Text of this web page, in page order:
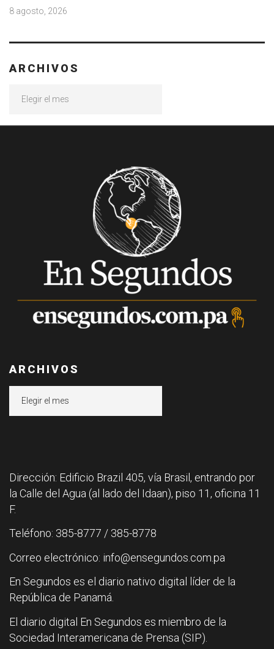
8 agosto, 2026
ARCHIVOS
ARCHIVOS
Dirección: Edificio Brazil 405, vía Brasil, entrando por
la Calle del Agua (al lado del Idaan), piso 11, oficina 11
F.
Teléfono: 385-8777 / 385-8778
Correo electrónico: info@ensegundos.com.pa
En Segundos es el diario nativo digital líder de la
República de Panamá.
El diario digital En Segundos es miembro de la
Sociedad Interamericana de Prensa (SIP).